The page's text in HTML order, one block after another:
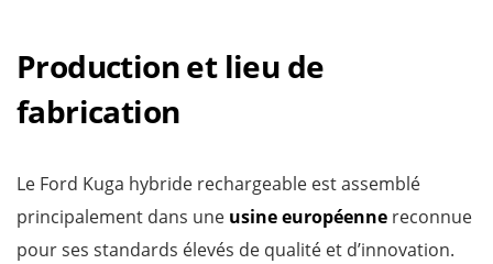
Production et lieu de
fabrication
Le Ford Kuga hybride rechargeable est assemblé
principalement dans une usine européenne reconnue
pour ses standards élevés de qualité et d’innovation.